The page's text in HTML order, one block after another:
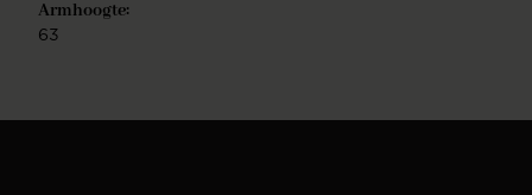
Armhoogte:
63